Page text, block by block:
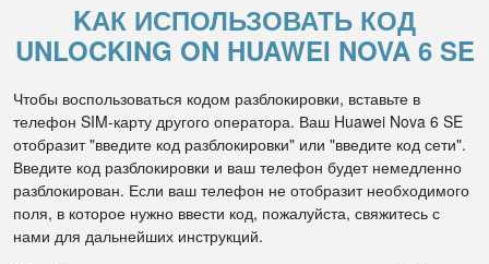
KАК ИСПОЛЬЗОВАТЬ КОД
UNLOCKING ON HUAWEI NOVA 6 SE
Чтобы воспользоваться кодом разблокировки, вставьте в
телефон SIM-карту другого оператора. Ваш Huawei Nova 6 SE
отобразит "введите код разблокировки" или "введите код сети".
Введите код разблокировки и ваш телефон будет немедленно
разблокирован. Если ваш телефон не отобразит необходимого
поля, в которое нужно ввести код, пожалуйста, свяжитесь с
нами для дальнейших инструкций.